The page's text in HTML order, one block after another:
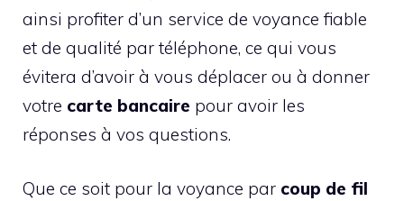
ainsi profiter d’un service de voyance fiable
et de qualité par téléphone, ce qui vous
évitera d’avoir à vous déplacer ou à donner
votre carte bancaire pour avoir les
réponses à vos questions.
Que ce soit pour la voyance par coup de fil